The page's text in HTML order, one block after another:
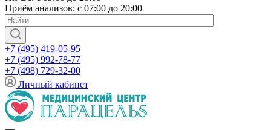
Приём анализов: с 07:00 до 20:00
+7 (495) 419-05-95
+7 (495) 992-78-77
+7 (498) 729-32-00
Личный кабинет